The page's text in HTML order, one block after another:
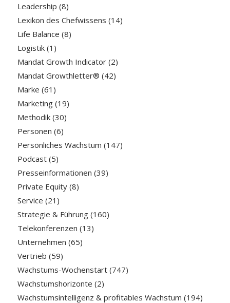
Leadership (8)
Lexikon des Chefwissens (14)
Life Balance (8)
Logistik(1)
Mandat Growth Indicator(2)
Mandat Growthletter® (42)
Marke (61)
Marketing(19)
Methodik(30)
Personen (6)
Persönliches Wachstum (147)
Podcast(5)
Presseinformationen (39)
Private Equity(8)
Service (21)
Strategie & Führung(160)
Telekonferenzen (13)
Unternehmen (65)
Vertrieb (59)
Wachstums-Wochenstart(747)
Wachstumshorizonte (2)
Wachstumsintelligenz & profitables Wachstum (194)